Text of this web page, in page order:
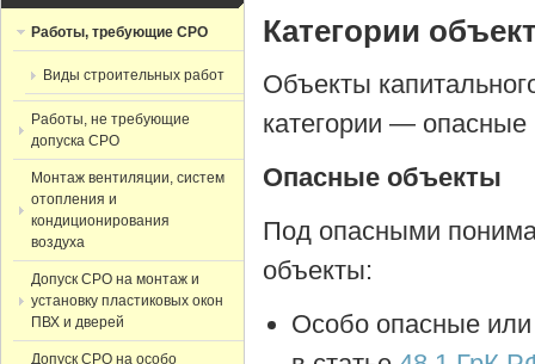
Категории
Объекты
категории —
Опасные объекты
Под опасными
объекты:
Особо опасные
Работы, требующие СРО
Виды строительных работ
Работы, не требующие
допуска СРО
Монтаж вентиляции, систем
отопления и
кондиционирования
воздуха
Допуск СРО на монтаж и
установку пластиковых окон
ПВХ и дверей
Допуск СРО на особо